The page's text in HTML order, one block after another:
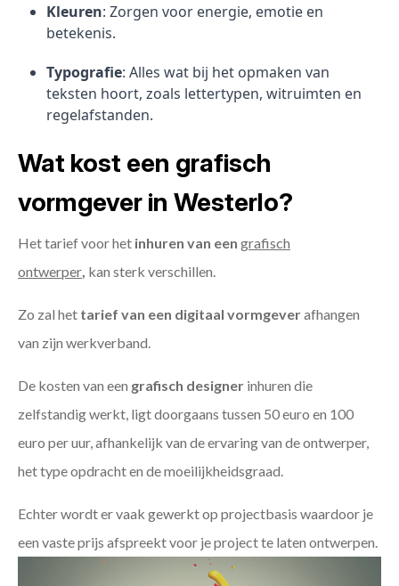
Kleuren: Zorgen voor energie, emotie en
betekenis.
Typografie: Alles wat bij het opmaken van
teksten hoort, zoals lettertypen, witruimten en
regelafstanden.
Wat kost een grafisch
vormgever in Westerlo?
Het tarief voor het inhuren van een grafisch
ontwerper kan sterk verschillen.
Zo zal het tarief van een digitaal vormgeverafhangen
van zijn werkverband.
De kosten van een grafisch designer inhuren die
zelfstandig werkt, ligt doorgaans tussen 50 euro en 100
euro per uur, afhankelijk van de ervaring van de ontwerper,
het type opdracht en de moeilijkheidsgraad.
Echter wordt er vaak gewerkt op projectbasis waardoor je
een vaste prijs afspreekt voor je project te laten ontwerpen.